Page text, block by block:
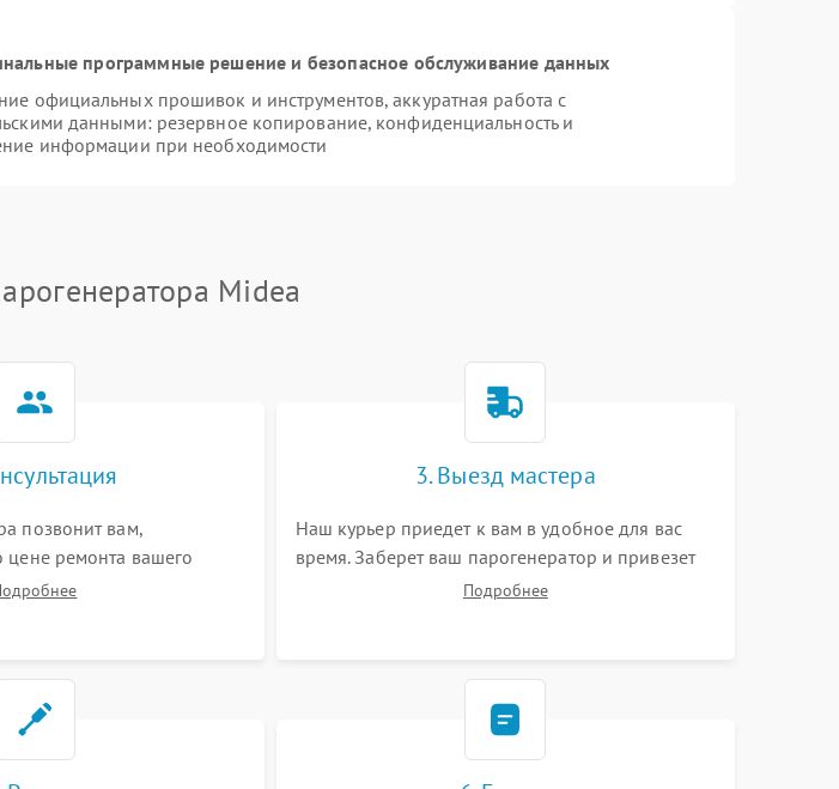
программные решение и безопасное обслуживание данных
официальных прошивок и инструментов, аккуратная работа с
данными: резервное копирование, конфиденциальность и
информации при необходимости
Midea
позвонит вам,
цене ремонта вашего
ответит на все ваши
3. Выезд мастера
Наш курьер приедет к вам в удобное для вас
время. Заберет ваш парогенератор и привезет
на склад для диагностики.
Подробнее